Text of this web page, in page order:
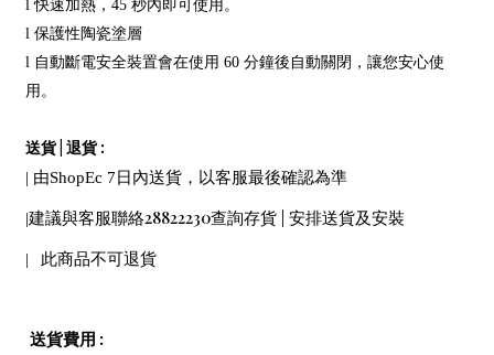
l快速加熱， 45 秒內即可使用。
l 保護性陶瓷塗層
l 自動斷電安全裝置會在使用 60 分鐘後自動關閉，讓您安心使
用。
送貨| 退貨:
| 由ShopEc 7 日內送貨，以客服最後確認為準
|建議與客服聯絡28822230查詢存貨 安排送貨及安裝
| 此商品不可退貨
送貨費用 :